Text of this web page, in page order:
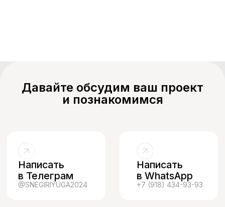
Давайте обсудим ваш проект
и познакомимся